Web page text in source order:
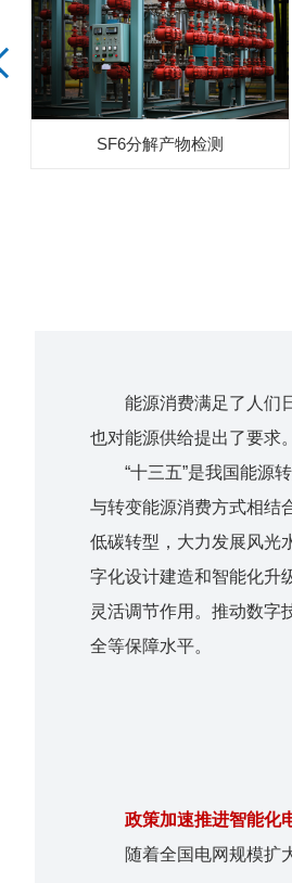
SF6分解产物检测
能源消费满足了人们
也对能源供给提出了要求。
“十三五”是我国能源
与转变能源消费方式相结
低碳转型，大力发展风光
字化设计建造和智能化升
灵活调节作用。推动数字
全等保障水平。
政策加速推进智能化
随着全国电网规模扩